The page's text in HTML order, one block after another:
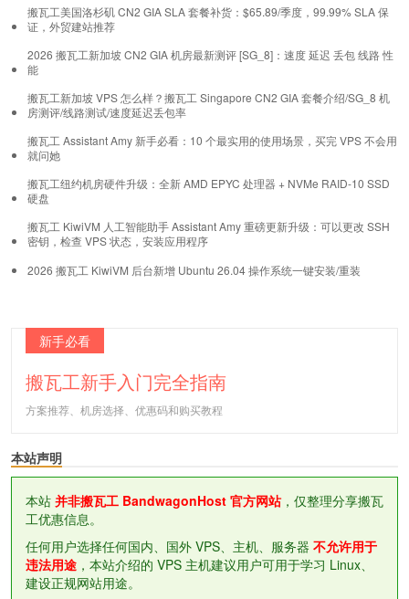
搬瓦工美国洛杉矶 CN2 GIA SLA 套餐补货：$65.89/季度，99.99% SLA 保
证，外贸建站推荐
2026 搬瓦工新加坡 CN2 GIA 机房最新测评 [SG_8]：速度 延迟 丢包 线路 性
能
搬瓦工新加坡 VPS 怎么样？搬瓦工 Singapore CN2 GIA 套餐介绍/SG_8 机
房测评/线路测试/速度延迟丢包率
搬瓦工 Assistant Amy 新手必看：10 个最实用的使用场景，买完 VPS 不会用
就问她
搬瓦工纽约机房硬件升级：全新 AMD EPYC 处理器 + NVMe RAID-10 SSD
硬盘
搬瓦工 KiwiVM 人工智能助手 Assistant Amy 重磅更新升级：可以更改 SSH
密钥，检查 VPS 状态，安装应用程序
2026 搬瓦工 KiwiVM 后台新增 Ubuntu 26.04 操作系统一键安装/重装
新手必看
搬瓦工新手入门完全指南
方案推荐、机房选择、优惠码和购买教程
本站声明
本站 并非搬瓦工 BandwagonHost 官方网站，仅整理分享搬瓦
工优惠信息。
任何用户选择任何国内、国外 VPS、主机、服务器 不允许用于
违法用途 ，本站介绍的 VPS 主机建议用户可用于学习 Linux、
建设正规网站用途。